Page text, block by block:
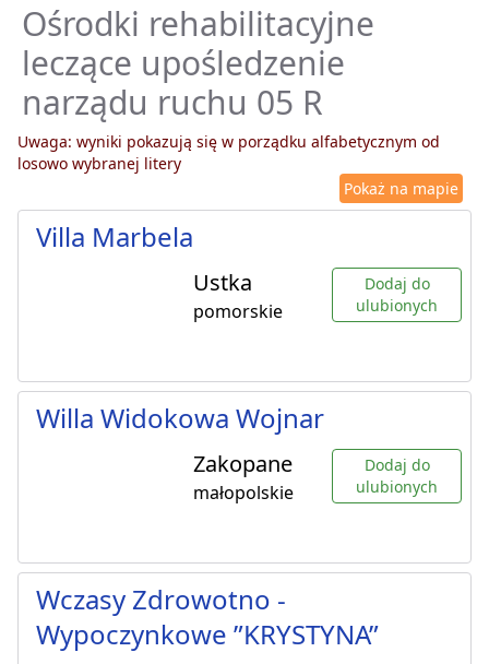
Ośrodki rehabilitacyjne
leczące upośledzenie
narządu ruchu 05 R
Uwaga: wyniki pokazują się w porządku alfabetycznym od
losowo wybranej litery
Pokaż na mapie
Villa Marbela
Ustka
pomorskie
Dodaj do
ulubionych
Willa Widokowa Wojnar
Zakopane
małopolskie
Dodaj do
ulubionych
Wczasy Zdrowotno -
Wypoczynkowe ”KRYSTYNA”